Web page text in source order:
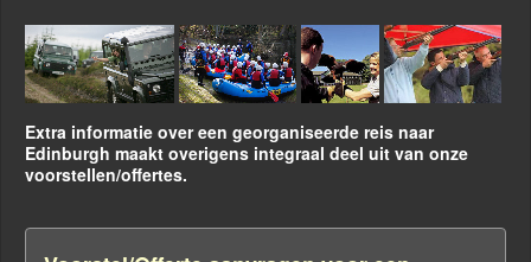
Extra informatie over een georganiseerde reis naar
Edinburgh maakt overigens integraal deel uit van onze
voorstellen/offertes.